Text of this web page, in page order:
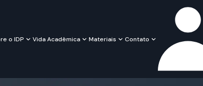
o IDP Vida Acadêmica Materiais Contato